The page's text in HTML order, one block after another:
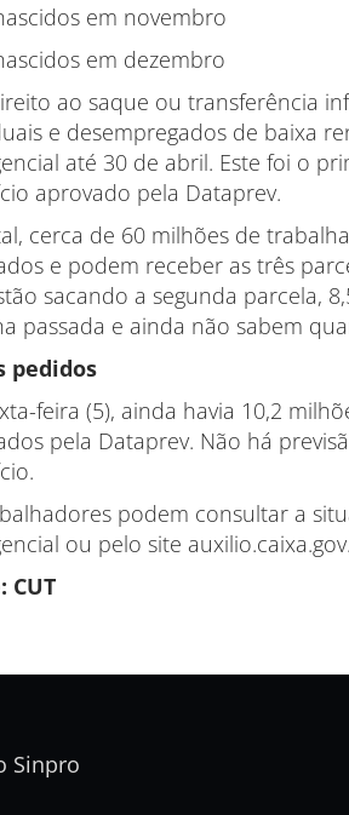
em novembro
em dezembro
ao saque ou transferência
e desempregados de baixa
até 30 de abril. Este foi o
aprovado pela Dataprev.
cerca de 60 milhões de
e podem receber as três
sacando a segunda parcela,
passada e ainda não sabem
pedidos
feira (5), ainda havia 10,2
pela Dataprev. Não há
podem consultar a
ou pelo site
CUT